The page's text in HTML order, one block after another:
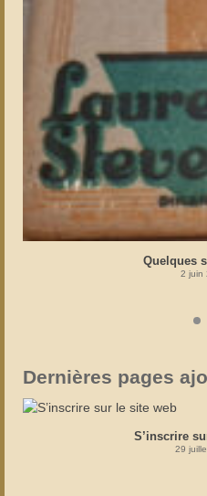
Quelques
2 juin
Dernières pages
S’inscrire
29